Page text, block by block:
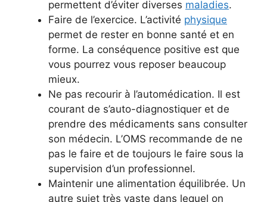
permettent d’éviter diverses maladies.
Faire de l’exercice. L’activité physique
permet de rester en bonne santé et en
forme. La conséquence positive est que
vous pourrez vous reposer beaucoup
mieux.
Ne pas recourir à l’automédication. Il est
courant de s’auto-diagnostiquer et de
prendre des médicaments sans consulter
son médecin. L’OMS recommande de ne
pas le faire et de toujours le faire sous la
supervision d’un professionnel.
Maintenir une alimentation équilibrée. Un
autre sujet très vaste dans lequel on